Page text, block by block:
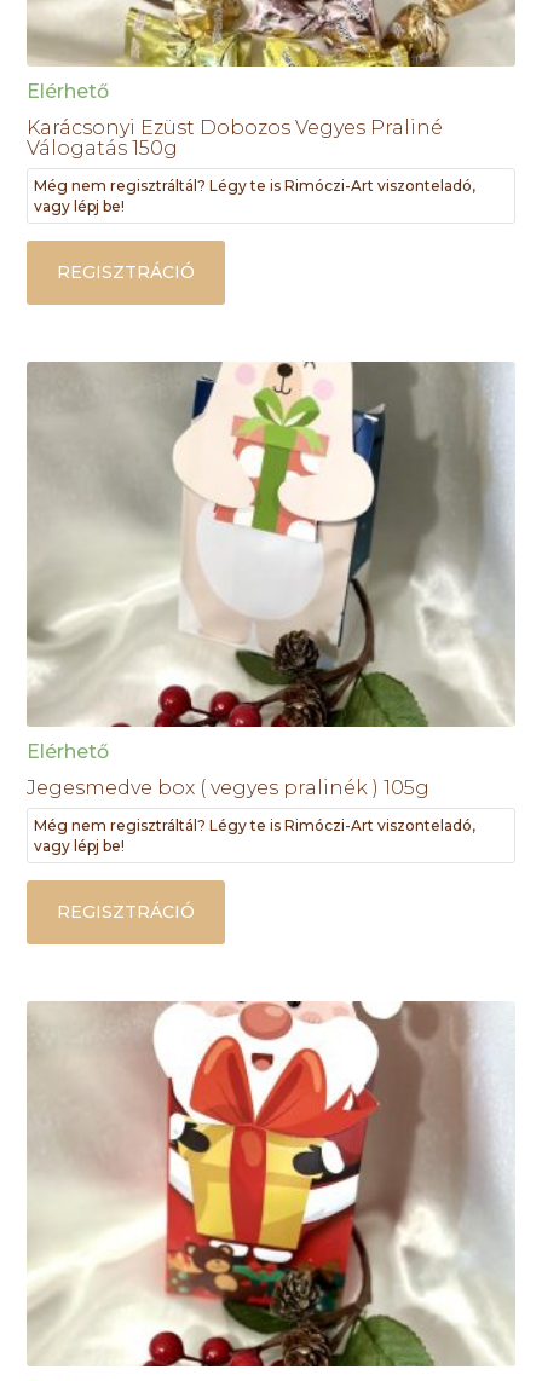
Elérhető
Karácsonyi Ezüst Dobozos Vegyes Praliné
Válogatás 150g
Még nem regisztráltál? Légy te is Rimóczi-Art viszonteladó,
vagy lépj be!
REGISZTRÁCIÓ
Elérhető
Jegesmedve box ( vegyes pralinék ) 105g
Még nem regisztráltál? Légy te is Rimóczi-Art viszonteladó,
vagy lépj be!
REGISZTRÁCIÓ